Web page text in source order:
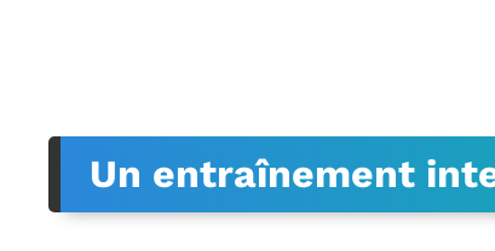
Un entraînement